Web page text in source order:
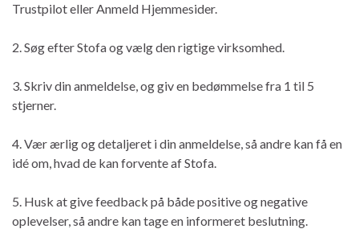
Trustpilot eller Anmeld Hjemmesider.
2. Søg efter Stofa og vælg den rigtige virksomhed.
3. Skriv din anmeldelse, og giv en bedømmelse fra 1 til 5
stjerner.
4. Vær ærlig og detaljeret i din anmeldelse, så andre kan få en
idé om, hvad de kan forvente af Stofa.
5. Husk at give feedback på både positive og negative
oplevelser, så andre kan tage en informeret beslutning.